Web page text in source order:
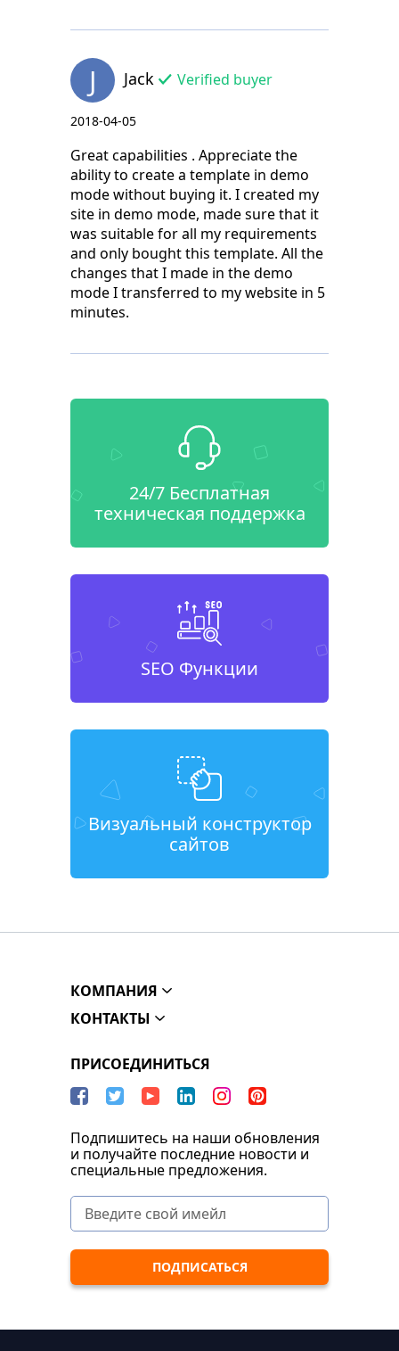
J Jack Verified buyer
2018-04-05
Great capabilities . Appreciate the
ability to create a template in demo
mode without buying it. I created my
site in demo mode, made sure that it
was suitable for all my requirements
and only bought this template. All the
changes that I made in the demo
mode I transferred to my website in 5
minutes.
24/7 Бесплатная
техническая поддержка
SEO Функции
Визуальный конструктор
сайтов
КОМПАНИЯ
КОНТАКТЫ
ПРИСОЕДИНИТЬСЯ
Подпишитесь на наши обновления
и получайте последние новости и
специальные предложения.